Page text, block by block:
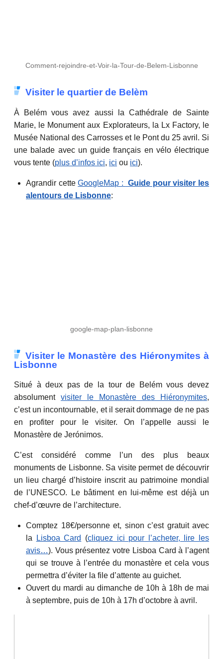
Comment-rejoindre-et-Voir-la-Tour-de-Belem-Lisbonne
Visiter le quartier de Belèm
À Belém vous avez aussi la Cathédrale de Sainte
Marie, le Monument aux Explorateurs, la Lx Factory, le
Musée National des Carrosses et le Pont du 25 avril. Si
une balade avec un guide français en vélo électrique
vous tente (plus d’infos ici, ici ou ici).
Agrandir cetteGoogleMap : Guide pour visiter les
alentours de Lisbonne:
google-map-plan-lisbonne
Visiter le Monastère des Hiéronymites à
Lisbonne
Situé à deux pas de la tour de Belém vous devez
absolument visiter le Monastère des Hiéronymites,
c’est un incontournable, et il serait dommage de ne pas
en profiter pour le visiter. On l’appelle aussi le
Monastère de Jerónimos.
C’est considéré comme l’un des plus beaux
monuments de Lisbonne. Sa visite permet de découvrir
un lieu chargé d’histoire inscrit au patrimoine mondial
de l’UNESCO. Le bâtiment en lui-même est déjà un
chef-d’œuvre de l’architecture.
Comptez 18€/personne et, sinon c’est gratuit avec
la Lisboa Card (cliquez ici pour l’acheter, lire les
avis…). Vous présentez votre Lisboa Card à l’agent
qui se trouve à l’entrée du monastère et cela vous
permettra d’éviter la file d’attente au guichet.
Ouvert du mardi au dimanche de 10h à 18h de mai
à septembre, puis de 10h à 17h d’octobre à avril.